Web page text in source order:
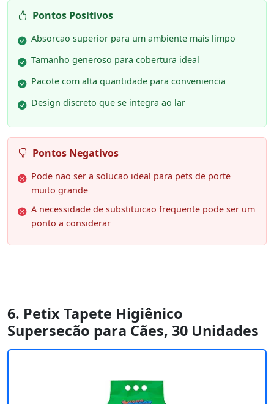
Pontos Positivos
Absorcao superior para um ambiente mais limpo
Tamanho generoso para cobertura ideal
Pacote com alta quantidade para conveniencia
Design discreto que se integra ao lar
Pontos Negativos
Pode nao ser a solucao ideal para pets de porte
muito grande
A necessidade de substituicao frequente pode ser um
ponto a considerar
6. Petix Tapete Higiênico
Supersecão para Cães, 30 Unidades